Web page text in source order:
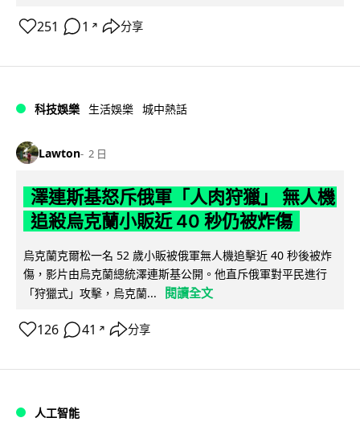
251 1 ↗ 分享
科技娛樂 生活娛樂 城中熱話
Lawton 2 日
澤連斯基怒斥俄軍「人肉狩獵」 無人機
追殺烏克蘭小販近 40 秒仍被炸傷
烏克蘭克爾松一名 52 歲小販被俄軍無人機追擊近 40 秒後被炸
傷，影片由烏克蘭總統澤連斯基公開。他直斥俄軍對平民進行
「狩獵式」攻擊，烏克蘭...
閱讀全文
126 41 ↗ 分享
人工智能